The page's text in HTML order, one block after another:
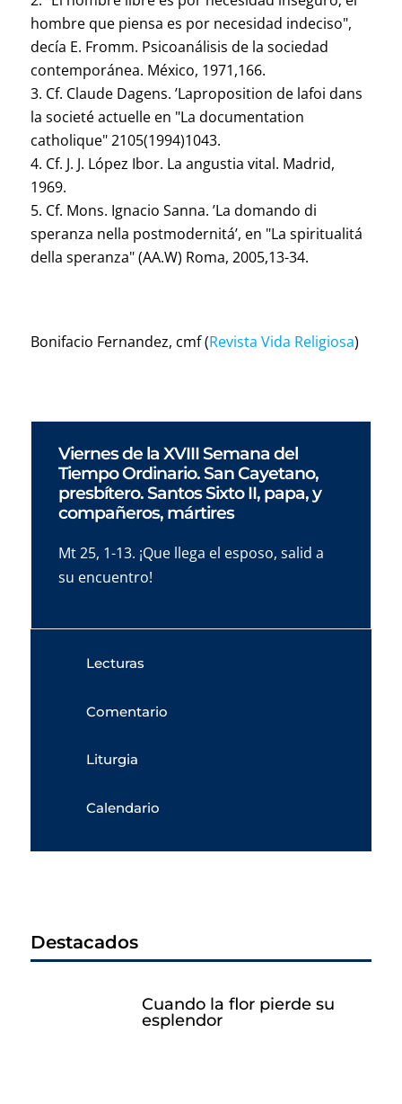
hombre que piensa es por necesidad indeciso",
decía E. Fromm. Psicoanálisis de la sociedad
contemporánea. México, 1971,166.
Cf. Claude Dagens. ’Laproposition de lafoi dans
la societé actuelle en "La documentation
catholique" 2105(1994)1043.
Cf. J. J. López Ibor. La angustia vital. Madrid,
1969.
Cf. Mons. Ignacio Sanna. ’La domando di
speranza nella postmodernitá’, en "La spiritualitá
della speranza" (AA.W) Roma, 2005,13-34.
Bonifacio Fernandez, cmf (Revista Vida Religiosa)
Viernes de la XVIII Semana del
Tiempo Ordinario. San Cayetano,
presbítero. Santos Sixto II, papa, y
compañeros, mártires
Mt 25, 1-13. ¡Que llega el esposo, salid a
su encuentro!
Lecturas
Comentario
Liturgia
Calendario
Destacados
Cuando la flor pierde su
esplendor